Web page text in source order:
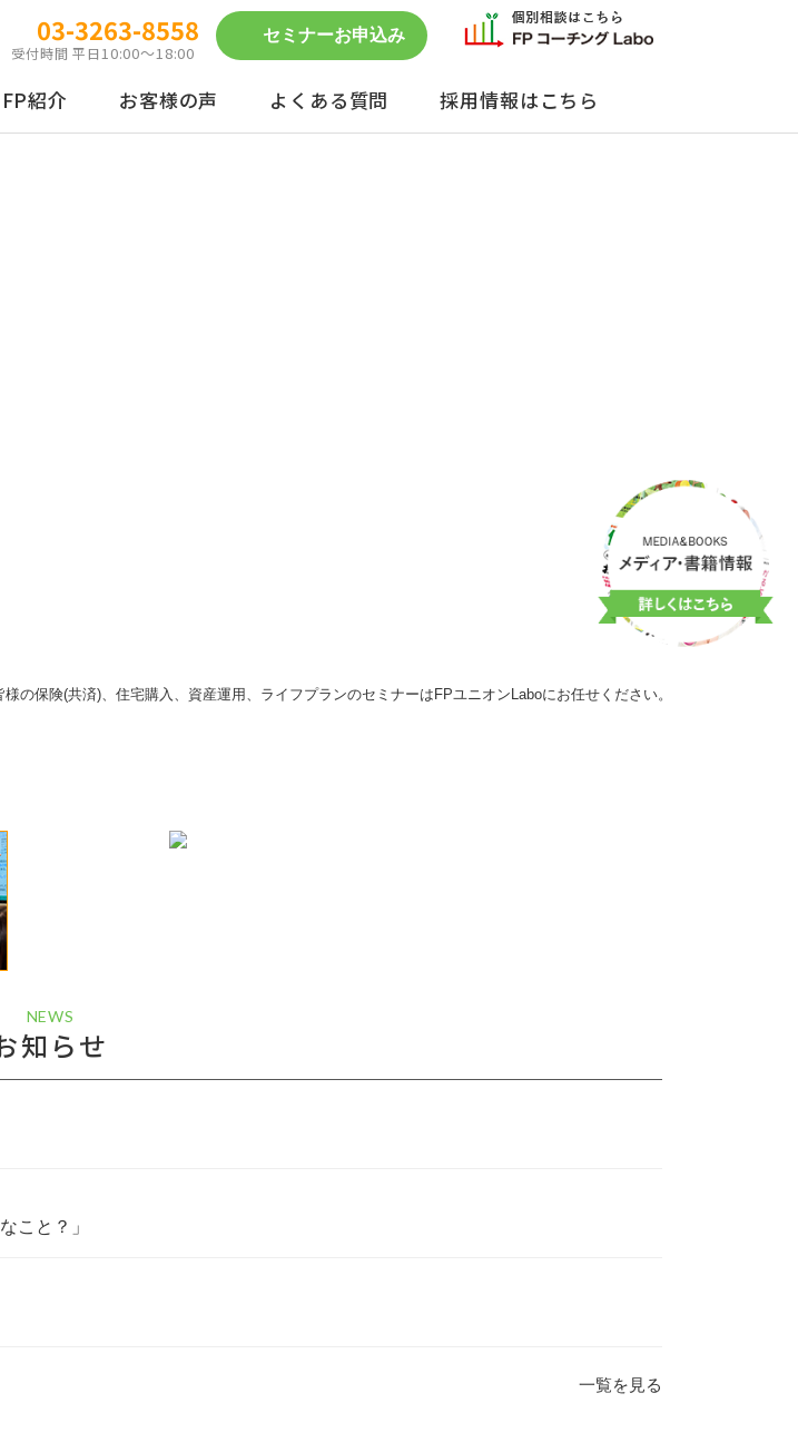
03-3263-8558
受付時間 平日10:00～18:00
セミナーお申込み
FP紹介 お客様の声 よくある質問 採用情報はこちら
様の保険(共済)、住宅購入、資産運用、ライフプランのセミナーはFPユニオンLaboにお任せください。
NEWS
知らせ
こと？」
一覧を見る